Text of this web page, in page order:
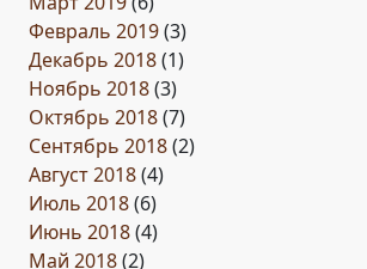
Февраль 2019(3)
Декабрь 2018(1)
Ноябрь 2018(3)
Октябрь 2018(7)
Сентябрь 2018(2)
Август 2018(4)
Июль 2018(6)
Июнь 2018(4)
Май 2018(2)